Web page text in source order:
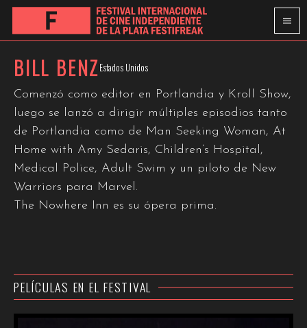
BILL BENZEstados Unidos
Comenzó como editor en Portlandia y Kroll Show,
luego se lanzó a dirigir múltiples episodios tanto
de Portlandia como de Man Seeking Woman, At
Home with Amy Sedaris, Children’s Hospital,
Medical Police, Adult Swim y un piloto de New
Warriors para Marvel.
The Nowhere Inn es su ópera prima.
PELÍCULAS EN EL FESTIVAL